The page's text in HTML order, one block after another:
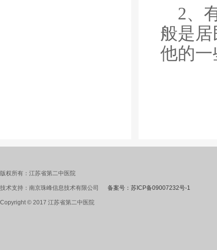
2、
般是
他的
版权所有：江苏省第二中医院
技术支持：南京珠峰信息技术有限公司 备案号：苏ICP备09007232号-1
Copyright © 2017 江苏省第二中医院